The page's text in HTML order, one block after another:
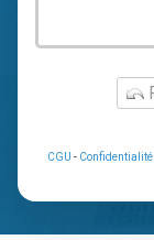
CGU - Confidentialité